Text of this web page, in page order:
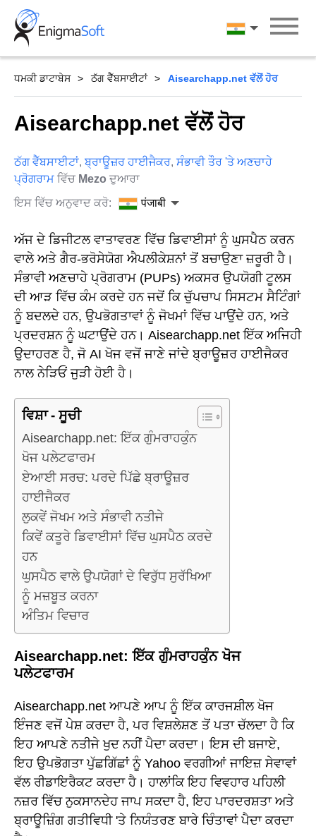
Skip
content
पंजाबी
ਧਮਕੀ ਡਾਟਾਬੇਸ ਠੱਗ ਵੈੱਬਸਾਈਟਾਂ Aisearchapp.net ਵੱਲੋਂ ਹੋਰ
Aisearchapp.net ਵੱਲੋਂ ਹੋਰ
ਠੱਗ ਵੈੱਬਸਾਈਟਾਂ,ਬ੍ਰਾਊਜ਼ਰ ਹਾਈਜੈਕਰ, ਸੰਭਾਵੀ ਤੌਰ 'ਤੇ ਅਣਚਾਹੇ
ਪ੍ਰੋਗਰਾਮ ਵਿੱਚ Mezo ਦੁਆਰਾ
ਇਸ ਵਿੱਚ ਅਨੁਵਾਦ ਕਰੋ:
पंजाबी
ਅੱਜ ਦੇ ਡਿਜੀਟਲ ਵਾਤਾਵਰਣ ਵਿੱਚ ਡਿਵਾਈਸਾਂ ਨੂੰ ਘੁਸਪੈਠ ਕਰਨ
ਵਾਲੇ ਅਤੇ ਗੈਰ-ਭਰੋਸੇਯੋਗ ਐਪਲੀਕੇਸ਼ਨਾਂ ਤੋਂ ਬਚਾਉਣਾ ਜ਼ਰੂਰੀ ਹੈ।
ਸੰਭਾਵੀ ਅਣਚਾਹੇ ਪ੍ਰੋਗਰਾਮ (PUPs) ਅਕਸਰ ਉਪਯੋਗੀ ਟੂਲਸ
ਦੀ ਆੜ ਵਿੱਚ ਕੰਮ ਕਰਦੇ ਹਨ ਜਦੋਂ ਕਿ ਚੁੱਪਚਾਪ ਸਿਸਟਮ ਸੈਟਿੰਗਾਂ
ਨੂੰ ਬਦਲਦੇ ਹਨ, ਉਪਭੋਗਤਾਵਾਂ ਨੂੰ ਜੋਖਮਾਂ ਵਿੱਚ ਪਾਉਂਦੇ ਹਨ, ਅਤੇ
ਪ੍ਰਦਰਸ਼ਨ ਨੂੰ ਘਟਾਉਂਦੇ ਹਨ। Aisearchapp.net ਇੱਕ ਅਜਿਹੀ
ਉਦਾਹਰਣ ਹੈ, ਜੋ AI ਖੋਜ ਵਜੋਂ ਜਾਣੇ ਜਾਂਦੇ ਬ੍ਰਾਊਜ਼ਰ ਹਾਈਜੈਕਰ
ਨਾਲ ਨੇੜਿਓਂ ਜੁੜੀ ਹੋਈ ਹੈ।
ਵਿਸ਼ਾ - ਸੂਚੀ
Aisearchapp.net: ਇੱਕ ਗੁੰਮਰਾਹਕੁੰਨ
ਖੋਜ ਪਲੇਟਫਾਰਮ
ਏਆਈ ਸਰਚ: ਪਰਦੇ ਪਿੱਛੇ ਬ੍ਰਾਊਜ਼ਰ
ਹਾਈਜੈਕਰ
ਲੁਕਵੇਂ ਜੋਖਮ ਅਤੇ ਸੰਭਾਵੀ ਨਤੀਜੇ
ਕਿਵੇਂ ਕਤੂਰੇ ਡਿਵਾਈਸਾਂ ਵਿੱਚ ਘੁਸਪੈਠ ਕਰਦੇ
ਹਨ
ਘੁਸਪੈਠ ਵਾਲੇ ਉਪਯੋਗਾਂ ਦੇ ਵਿਰੁੱਧ ਸੁਰੱਖਿਆ
ਨੂੰ ਮਜ਼ਬੂਤ ਕਰਨਾ
ਅੰਤਿਮ ਵਿਚਾਰ
Aisearchapp.net: ਇੱਕ ਗੁੰਮਰਾਹਕੁੰਨ ਖੋਜ
ਪਲੇਟਫਾਰਮ
Aisearchapp.net ਆਪਣੇ ਆਪ ਨੂੰ ਇੱਕ ਕਾਰਜਸ਼ੀਲ ਖੋਜ
ਇੰਜਣ ਵਜੋਂ ਪੇਸ਼ ਕਰਦਾ ਹੈ, ਪਰ ਵਿਸ਼ਲੇਸ਼ਣ ਤੋਂ ਪਤਾ ਚੱਲਦਾ ਹੈ ਕਿ
ਇਹ ਆਪਣੇ ਨਤੀਜੇ ਖੁਦ ਨਹੀਂ ਪੈਦਾ ਕਰਦਾ। ਇਸ ਦੀ ਬਜਾਏ,
ਇਹ ਉਪਭੋਗਤਾ ਪੁੱਛਗਿੱਛਾਂ ਨੂੰ Yahoo ਵਰਗੀਆਂ ਜਾਇਜ਼ ਸੇਵਾਵਾਂ
ਵੱਲ ਰੀਡਾਇਰੈਕਟ ਕਰਦਾ ਹੈ। ਹਾਲਾਂਕਿ ਇਹ ਵਿਵਹਾਰ ਪਹਿਲੀ
ਨਜ਼ਰ ਵਿੱਚ ਨੁਕਸਾਨਦੇਹ ਜਾਪ ਸਕਦਾ ਹੈ, ਇਹ ਪਾਰਦਰਸ਼ਤਾ ਅਤੇ
ਬ੍ਰਾਊਜ਼ਿੰਗ ਗਤੀਵਿਧੀ 'ਤੇ ਨਿਯੰਤਰਣ ਬਾਰੇ ਚਿੰਤਾਵਾਂ ਪੈਦਾ ਕਰਦਾ